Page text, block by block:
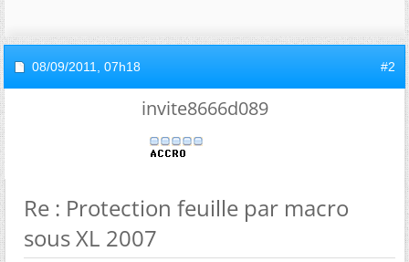
08/09/2011, 07h18 #2
invite8666d089
Re : Protection feuille par macro
sous XL 2007